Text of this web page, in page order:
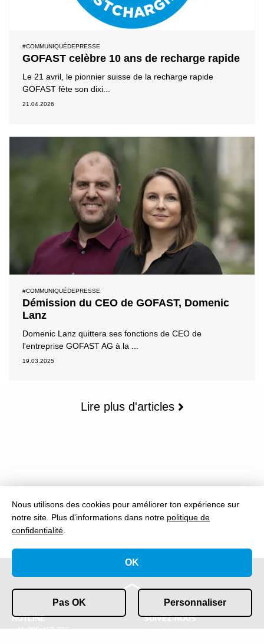
#COMMUNIQUÉDEPRESSE
GOFAST celèbre 10 ans de recharge rapide
Le 21 avril, le pionnier suisse de la recharge rapide
GOFAST fête son dixi...
21.04.2026
#COMMUNIQUÉDEPRESSE
Démission du CEO de GOFAST, Domenic
Lanz
Domenic Lanz quittera ses fonctions de CEO de
l'entreprise GOFAST AG à la ...
19.03.2025
Lire plus d'articles
HOTLINE
+41 800 463 222
SUIVEZ-NOUS
Nous utilisons des cookies pour améliorer ton expérience sur
notre site. Plus d'informations dans notre politique de
confidentialité
Pas OK Personnaliser
OK